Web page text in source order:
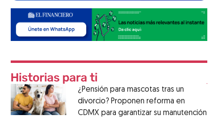
¿Pensión para mascotas tras un
divorcio? Proponen reforma en
CDMX para garantizar su manutención